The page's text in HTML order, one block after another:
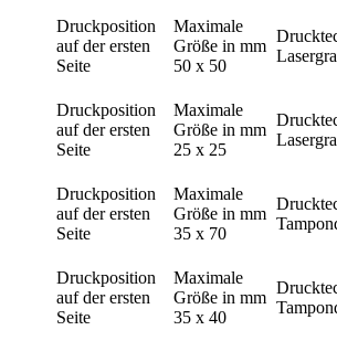
Druckposition
auf der ersten
Seite
Maximale
Größe in mm
50 x 50
Druckposition
auf der ersten
Seite
Maximale
Größe in mm
25 x 25
Druckposition
auf der ersten
Seite
Maximale
Größe in mm
35 x 70
Druckposition
auf der ersten
Seite
Maximale
Größe in mm
35 x 40